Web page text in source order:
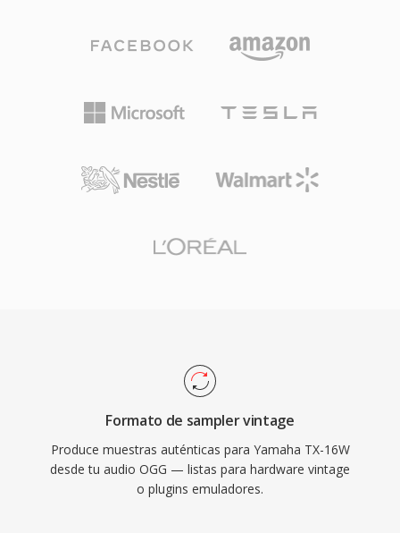
Formato de sampler vintage
Produce muestras auténticas para Yamaha TX-16W
desde tu audio OGG — listas para hardware vintage
o plugins emuladores.